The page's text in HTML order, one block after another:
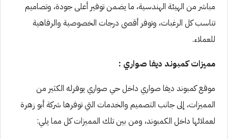
مباشر من الهيئة الهندسية، ما يضمن توفير أعلى جودة، وتصاميم
تناسب كل الرغبات، وتوفر أقصى درجات الخصوصية والرفاهية
للعملاء.
مميزات كمبوند ديفا صواري :
موقع كمبوند ديفا صواري داخل حي صواري يوفرله الكثير من
المميزات، إلى جانب التصميم والخدمات التي توفرها شركة أبو زهرة
لعملائها داخل الكمبوند، ومن بين تلك المميزات كل مما يلي: